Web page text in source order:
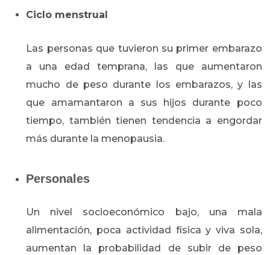
Ciclo menstrual
Las personas que tuvieron su primer embarazo
a una edad temprana, las que aumentaron
mucho de peso durante los embarazos, y las
que amamantaron a sus hijos durante poco
tiempo, también tienen tendencia a engordar
más durante la menopausia.
Personales
Un nivel socioeconómico bajo, una mala
alimentación, poca actividad física y viva sola,
aumentan la probabilidad de subir de peso